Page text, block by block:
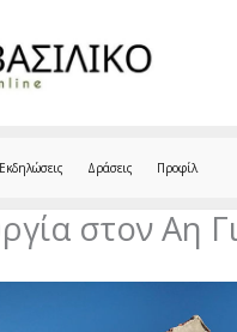
Εκδηλώσεις Δράσεις Προφίλ
στον Αη